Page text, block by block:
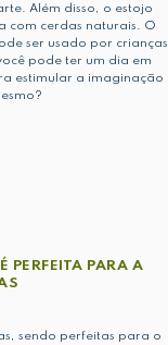
Além disso, o estojo
com cerdas naturais. O
ser usado por crianças
pode ter um dia em
estimular a imaginação
PERFEITA PARA A
sendo perfeitas para o